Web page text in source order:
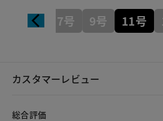
7号 9号 11号
カスタマーレビュー
総合評価